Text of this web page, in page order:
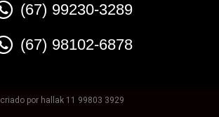
(67) 99230-3289
(67) 98102-6878
criado por hallak 11 99803 3929